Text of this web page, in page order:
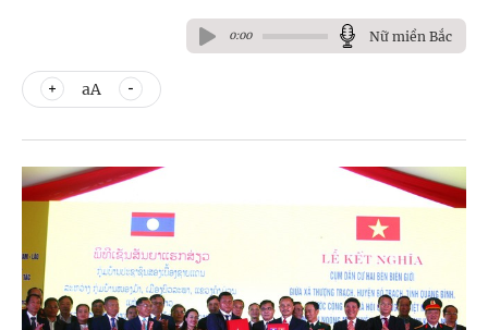
0:00 Nữ miền Bắc
aA